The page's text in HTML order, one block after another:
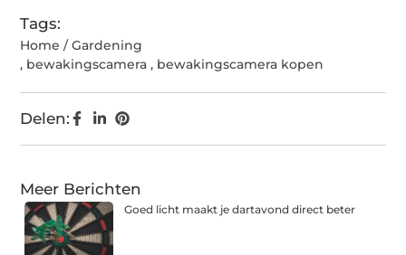
Tags:
Home / Gardening
, bewakingscamera , bewakingscamera kopen
Delen:
Meer Berichten
Goed licht maakt je dartavond direct beter